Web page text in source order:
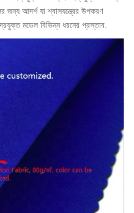
জন্য আদর্শ যা শ্বাসযন্ত্রের উপকরণ
মডেল বিভিন্ন ধরনের প্রস্তাব.